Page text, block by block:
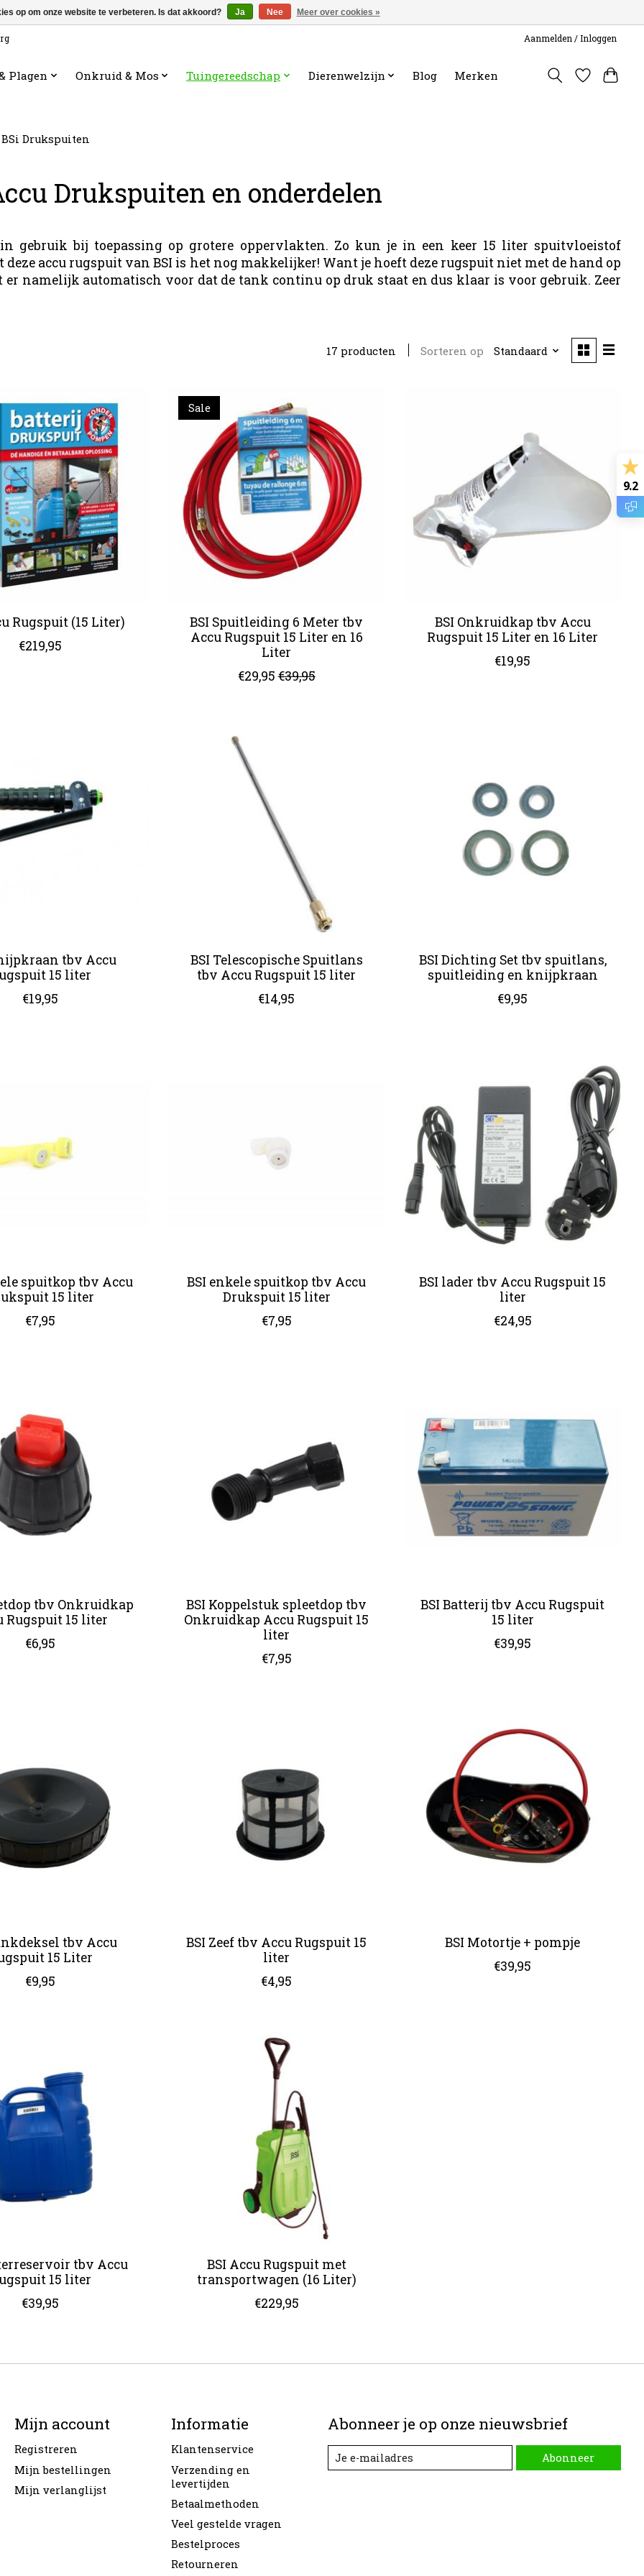
Aanmelden / Inloggen
Plagen Onkruid & Mos Tuingereedschap Dierenwelzijn Blog Merken
BSi Drukspuiten
Drukspuiten en onderdelen
gebruik bij toepassing op grotere oppervlakten. Zo kun je in een keer 15 liter spuitvloeistof
accu rugspuit van BSI is het nog makkelijker! Want je hoeft deze rugspuit niet met de hand op
er namelijk automatisch voor dat de tank continu op druk staat en dus klaar is voor gebruik. Zeer
17 producten Sorteren op Standaard
Rugspuit (15 Liter)
€219,95
Sale
BSI Spuitleiding 6 Meter tbv
Accu Rugspuit 15 Liter en 16
Liter
€29,95 €39,95
BSI Onkruidkap tbv Accu
Rugspuit 15 Liter en 16 Liter
€19,95
tbv Accu
15 liter
€19,95
BSI Telescopische Spuitlans
tbv Accu Rugspuit 15 liter
€14,95
BSI Dichting Set tbv spuitlans,
spuitleiding en knijpkraan
€9,95
spuitkop tbv Accu
15 liter
€7,95
BSI enkele spuitkop tbv Accu
Drukspuit 15 liter
€7,95
BSI lader tbv Accu Rugspuit 15
liter
€24,95
tbv Onkruidkap
Rugspuit 15 liter
€6,95
BSI Koppelstuk spleetdop tbv
Onkruidkap Accu Rugspuit 15
liter
€7,95
BSI Batterij tbv Accu Rugspuit
15 liter
€39,95
tbv Accu
15 Liter
€9,95
BSI Zeef tbv Accu Rugspuit 15
liter
€4,95
BSI Motortje + pompje
€39,95
tbv Accu
15 liter
€39,95
BSI Accu Rugspuit met
transportwagen (16 Liter)
€229,95
Mijn account
Registreren
Mijn bestellingen
Mijn verlanglijst
Informatie
Klantenservice
Verzending en
levertijden
Betaalmethoden
Veel gestelde vragen
Bestelproces
Retourneren
Abonneer je op onze nieuwsbrief
Abonneer
9.2
op om onze website te verbeteren. Is dat akkoord? Ja Nee Meer over cookies »